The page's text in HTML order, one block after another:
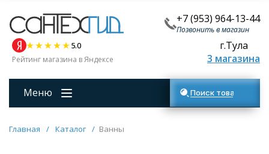
+7 (953) 964-13-44
Позвонить в магазин
5.0
Рейтинг магазина в Яндексе
г.Тула
3 магазина
Меню Поиск товаров
Главная / Каталог / Ванны